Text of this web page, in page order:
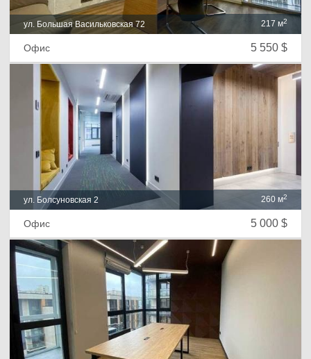
ул. Большая Васильковская 72 217 м2
5 550 $
Офис
ул. Болсуновская 2 260 м2
5 000 $
Офис